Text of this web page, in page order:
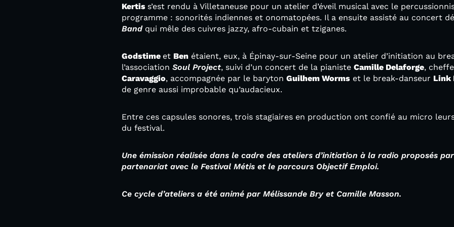
Kertis s’est rendu à Villetaneuse pour un atelier d’éveil musical avec le
programme : sonorités indiennes et onomatopées. Il a ensuite assisté au concert
Bandqui mêle des cuivres jazzy, afro-cubain et tziganes.
Godstime et Ben étaient, eux, à Épinay-sur-Seine pour un atelier d’initiation au
l’association Soul Project, suivi d’un concert de la pianiste Camille Delaforge,
Caravaggio, accompagnée par le baryton Guilhem Worms et le break-danseur Link
de genre aussi improbable qu’audacieux.
Entre ces capsules sonores, trois stagiaires en production ont confié au micro
du festival.
Une émission réalisée dans le cadre des ateliers d’initiation à la radio proposés
partenariat avec le Festival Métis et le parcours Objectif Emploi.
Ce cycle d’ateliers a été animé par Mélissande Bry et Camille Masson.